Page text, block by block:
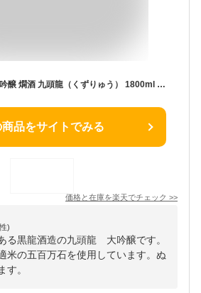
黒龍【こくりゅう】 大吟醸 燗酒 九頭龍（くずりゅう） 1800ml 【日本酒】 お酒
商品をサイトでみる
価格と在庫を楽天でチェック >>
)
る黒龍酒造の九頭龍 大吟醸です。
米の五百万石を使用しています。ぬ
す。